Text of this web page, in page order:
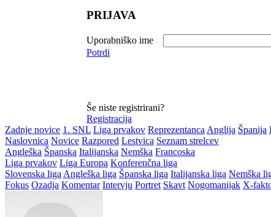
PRIJAVA
Uporabniško ime
Potrdi
Še niste registrirani?
Registracija
Zadnje novice 1. SNL Liga prvakov Reprezentanca Anglija Španija
Naslovnica Novice Razpored Lestvica Seznam strelcev
Angleška Španska Italijanska Nemška Francoska
Liga prvakov Liga Europa Konferenčna liga
Slovenska liga Angleška liga Španska liga Italijanska liga Nemška
Fokus Ozadja Komentar Intervju Portret Skavt Nogomanijak X-